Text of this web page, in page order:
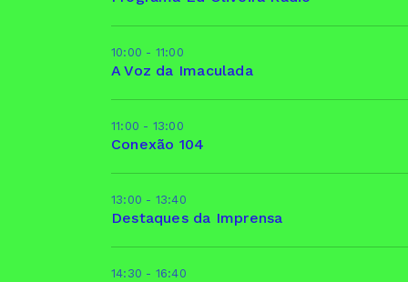
10:00 - 11:00
A Voz da Imaculada
11:00 - 13:00
Conexão 104
13:00 - 13:40
Destaques da Imprensa
14:30 - 16:40